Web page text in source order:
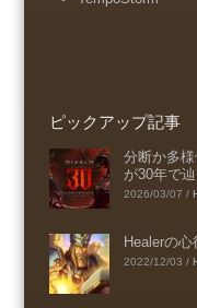
ピックアップ記事
分断か多
が30年で
2026/03/07 /
Healerの
2022/12/03 /